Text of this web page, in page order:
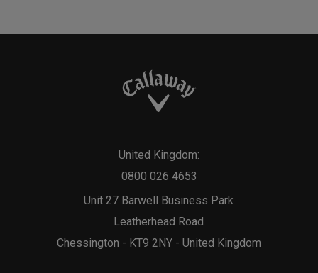
Unit 27 Barwell Business Park
Leatherhead Road
Chessington - KT9 2NY - United Kingdom
United Kingdom:
0800 026 4653